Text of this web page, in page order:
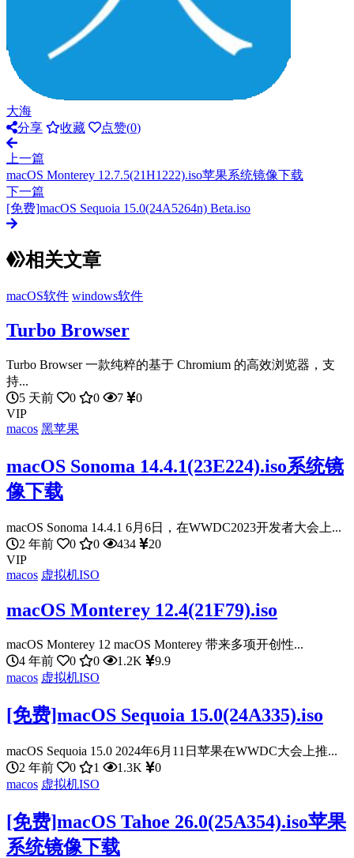
大海
分享
收藏 点赞(0)
上一篇
macOS Monterey 12.7.5(21H1222).iso苹果系统镜像下载
下一篇
[免费]macOS Sequoia 15.0(24A5264n) Beta.iso
相关文章
macOS软件 windows软件
Turbo Browser
Turbo Browser 一款纯粹的基于 Chromium 的高效浏览器，支
持...
5 天前
0 0 7
0
VIP
macos 黑苹果
macOS Sonoma 14.4.1(23E224).iso系统镜
像下载
macOS Sonoma 14.4.1 6月6日，在WWDC2023开发者大会上...
2 年前
0 0 434
20
VIP
macos 虚拟机ISO
macOS Monterey 12.4(21F79).iso
macOS Monterey 12 macOS Monterey 带来多项开创性...
4 年前
0 0 1.2K
9.9
macos 虚拟机ISO
[免费]macOS Sequoia 15.0(24A335).iso
macOS Sequoia 15.0 2024年6月11日苹果在WWDC大会上推...
2 年前
0 1 1.3K
0
macos 虚拟机ISO
[免费]macOS Tahoe 26.0(25A354).iso苹果
系统镜像下载